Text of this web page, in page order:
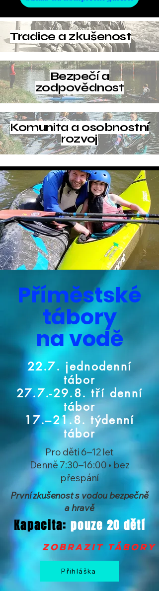
Tradice a zkušenost
Bezpečí a
zodpovědnost
Komunita a osobnostní
rozvoj
Příměstské
tábory
na vodě
22.7. jednodenní
tábor
27.7.-29.8. tří denní
tábor
17.–21.8. týdenní
tábor
Pro děti 6–12 let
Denně 7:30–16:00 • bez
přespání
První zkušenost s vodou bezpečně
a hravě
Kapacita:pouze 20 dětí
zobrazit tábory
Přihláška